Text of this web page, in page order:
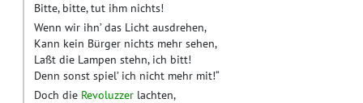
Bitte, bitte, tut ihm nichts!
Wenn wir ihn’ das Licht ausdrehen,
Kann kein Bürger nichts mehr sehen,
Laßt die Lampen stehn, ich bitt!
Denn sonst spiel’ ich nicht mehr mit!“
Doch die Revoluzzer lachten,